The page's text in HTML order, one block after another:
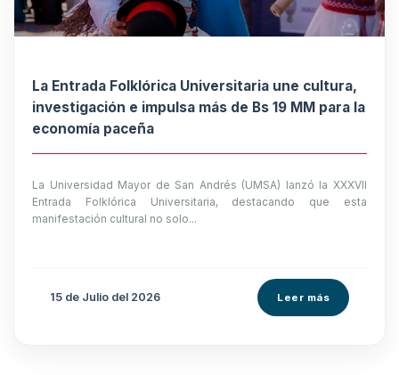
La Entrada Folklórica Universitaria une cultura,
investigación e impulsa más de Bs 19 MM para la
economía paceña
La Universidad Mayor de San Andrés (UMSA) lanzó la XXXVII
Entrada Folklórica Universitaria, destacando que esta
manifestación cultural no solo...
15 de Julio del 2026 Leer más